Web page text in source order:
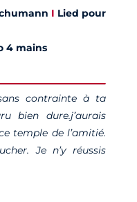
I Lied pour
4 mains
contrainte à ta
bien dure.j’aurais
temple de l’amitié.
Je n’y réussis